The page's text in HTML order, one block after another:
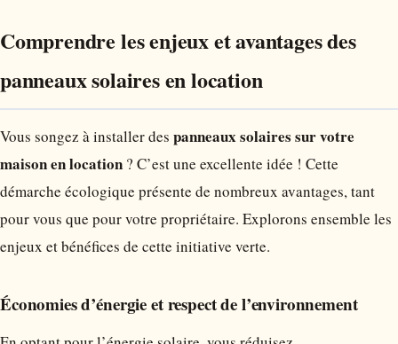
Comprendre les enjeux et avantages des
panneaux solaires en location
Vous songez à installer des panneaux solaires sur votre
maison en location ? C’est une excellente idée ! Cette
démarche écologique présente de nombreux avantages, tant
pour vous que pour votre propriétaire. Explorons ensemble les
enjeux et bénéfices de cette initiative verte.
Économies d’énergie et respect de l’environnement